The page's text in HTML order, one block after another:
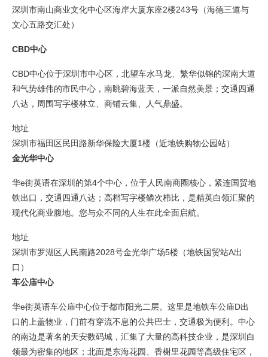
深圳市南山商业文化中心区海岸大厦东座2楼243号（海德三道与
文心五路交汇处）
CBD中心
CBD中心位于深圳市中心区，北望车水马龙、繁华似锦的深南大道
和气势雄伟的市民中心，南眺碧海蓝天，一派自然美景；交通四通
八达，周围写字楼林立、商铺云集、人气鼎盛。
地址
深圳市福田区民田路新华保险大厦1楼（近地铁购物公园站）
金光华中心
华e街英语在深圳的第4个中心，位于人民南商圈核心，紧连国贸地
铁出口，交通四通八达；高档写字楼鳞次栉比，是精英白领汇聚的
现代化商业腹地。您与众不同的人生在此全面启航。
地址
深圳市罗湖区人民南路2028号金光华广场5楼（地铁国贸站A出
口）
车公庙中心
华e街英语车公庙中心位于都市阳光二层。这里是地铁车公庙D出
口的上盖物业，门前有穿流不息的公共巴士，交通极为便利。中心
的南边是著名的天安数码城，汇集了大量的高科技企业，是深圳白
领最为密集的地区；北面是东海花园、香榭里花园等高级住宅区，